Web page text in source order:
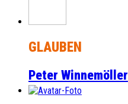
GLAUBEN
Peter Winnemöller